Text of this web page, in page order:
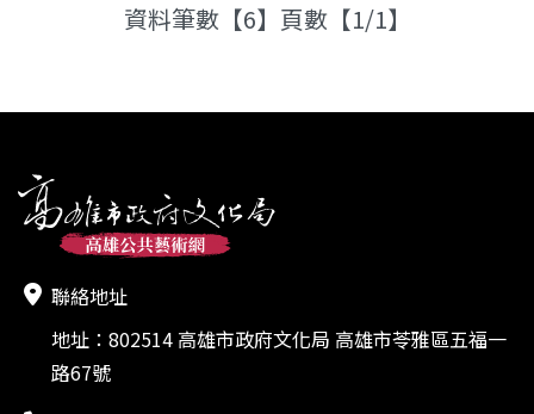
資料筆數【6】頁數【1/1】
聯絡地址
地址：802514 高雄市政府文化局 高雄市苓雅區五福一
路67號